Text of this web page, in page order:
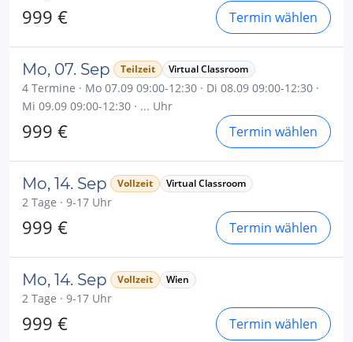
999 € Termin wählen
Mo, 07. Sep Teilzeit Virtual Classroom
4 Termine · Mo 07.09 09:00-12:30 · Di 08.09 09:00-12:30 ·
Mi 09.09 09:00-12:30 · ... Uhr
999 € Termin wählen
Mo, 14. Sep Vollzeit Virtual Classroom
2 Tage · 9-17 Uhr
999 € Termin wählen
Mo, 14. Sep Vollzeit Wien
2 Tage · 9-17 Uhr
999 € Termin wählen